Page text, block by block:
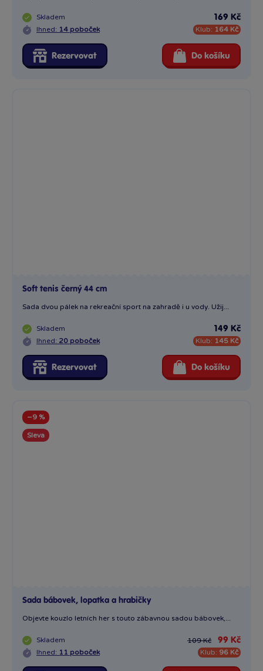
Skladem
Ihned: 14 poboček
169 Kč
Klub: 164 Kč
Rezervovat Do košíku
Soft tenis černý 44 cm
Sada dvou pálek na rekreační sport na zahradě i u vody. Užij...
Skladem
Ihned: 20 poboček
149 Kč
Klub: 145 Kč
Rezervovat Do košíku
−9 %
Sleva
Sada bábovek, lopatka a hrabičky
Objevte kouzlo letních her s touto zábavnou sadou bábovek,...
Skladem
Ihned: 11 poboček
109 Kč 99 Kč
Klub: 96 Kč